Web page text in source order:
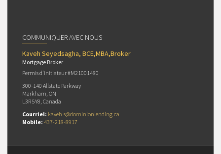
COMMUNIQUER AVEC NOUS
Kaveh Seyedsagha, BCE,MBA,Broker
Mortgage Broker
Permis d’initiateur #M21001480
300-140 Allstate Parkway
Markham, ON
L3R 5Y8, Canada
Courriel: kaveh.s@dominionlending.ca
Mobile: 437-218-8917